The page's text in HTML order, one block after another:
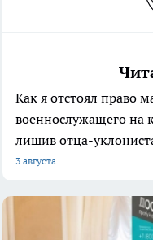
Как я отстоял право
военнослужащего на
лишив отца-
3 августа